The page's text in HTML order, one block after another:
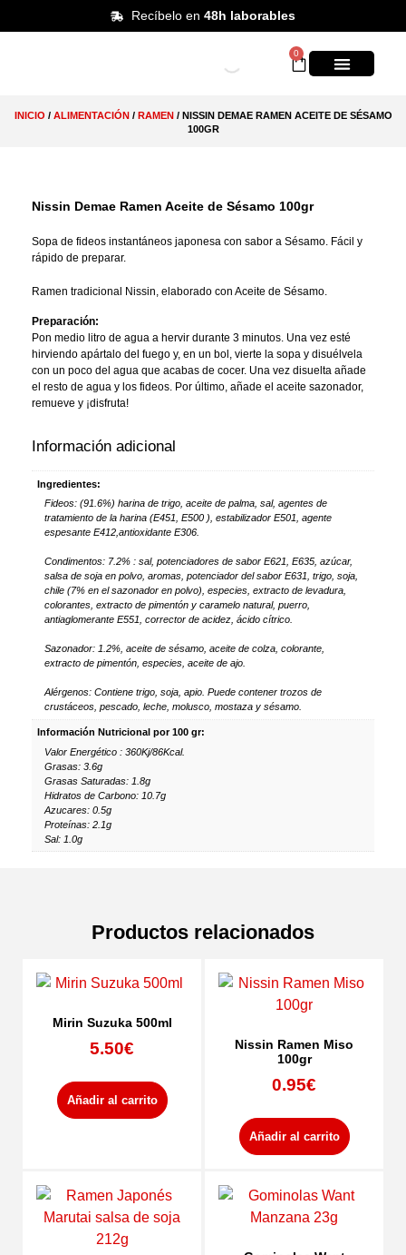
Recíbelo en 48h laborables
0
INICIO / ALIMENTACIÓN/ RAMEN/ NISSIN DEMAE RAMEN ACEITE DE SÉSAMO
100GR
Nissin Demae Ramen Aceite de Sésamo 100gr
Sopa de fideos instantáneos japonesa con sabor a Sésamo. Fácil y
rápido de preparar.
Ramen tradicional Nissin, elaborado con Aceite de Sésamo.
Preparación:
Pon medio litro de agua a hervir durante 3 minutos. Una vez esté
hirviendo apártalo del fuego y, en un bol, vierte la sopa y disuélvela
con un poco del agua que acabas de cocer. Una vez disuelta añade
el resto de agua y los fideos. Por último, añade el aceite sazonador,
remueve y ¡disfruta!
Información adicional
Ingredientes:
Fideos: (91.6%) harina de trigo, aceite de palma, sal, agentes de
tratamiento de la harina (E451, E500 ), estabilizador E501, agente
espesante E412,antioxidante E306.
Condimentos: 7.2% : sal, potenciadores de sabor E621, E635, azúcar,
salsa de soja en polvo, aromas, potenciador del sabor E631, trigo, soja,
chile (7% en el sazonador en polvo), especies, extracto de levadura,
colorantes, extracto de pimentón y caramelo natural, puerro,
antiaglomerante E551, corrector de acidez, ácido cítrico.
Sazonador: 1.2%, aceite de sésamo, aceite de colza, colorante,
extracto de pimentón, especies, aceite de ajo.
Alérgenos: Contiene trigo, soja, apio. Puede contener trozos de
crustáceos, pescado, leche, molusco, mostaza y sésamo.
Información Nutricional por 100 gr:
Valor Energético : 360Kj/86Kcal.
Grasas: 3.6g
Grasas Saturadas: 1.8g
Hidratos de Carbono: 10.7g
Azucares: 0.5g
Proteínas: 2.1g
Sal: 1.0g
Productos relacionados
Mirin Suzuka 500ml
5.50€
Añadir al carrito
Nissin Ramen Miso
100gr
0.95€
Añadir al carrito